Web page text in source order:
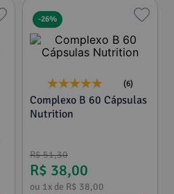
-26%
(6)
Complexo B 60 Cápsulas
Nutrition
R$51,30
R$ 38,00
ou 1x de R$ 38,00